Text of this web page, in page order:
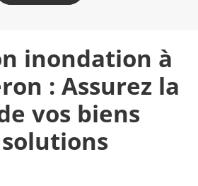
inondation à
: Assurez la
vos biens